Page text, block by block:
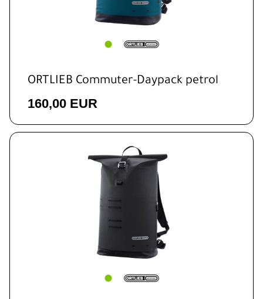
ORTLIEB Commuter-Daypack petrol
160,00 EUR